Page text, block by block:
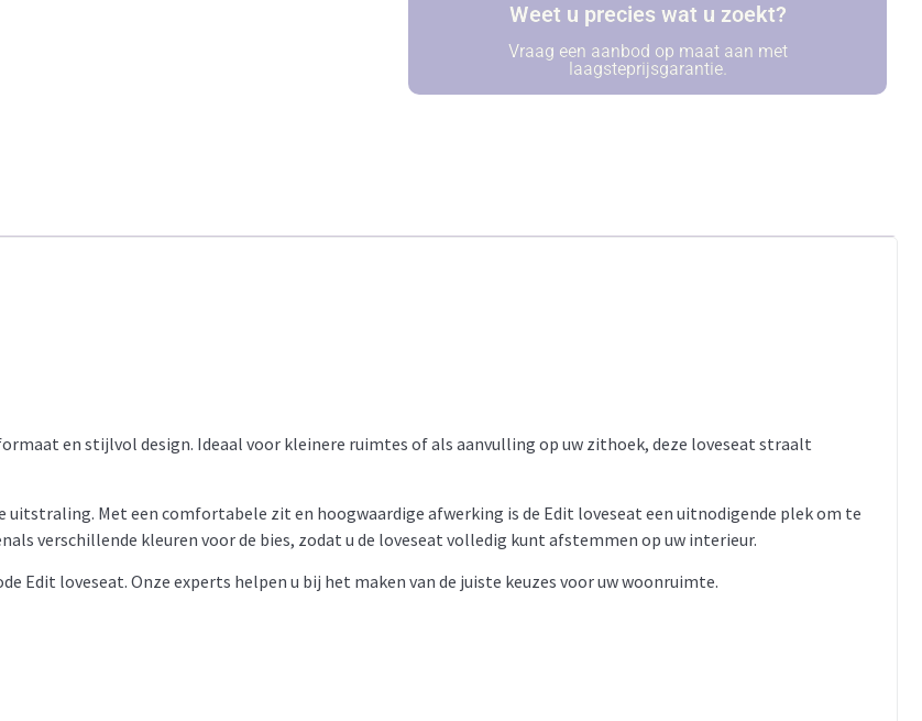
Weet u precies wat u zoekt?
Vraag een aanbod op maat aan met
laagsteprijsgarantie.
en stijlvol design. Ideaal voor kleinere ruimtes of als aanvulling op uw zithoek, deze loveseat straalt
uitstraling. Met een comfortabele zit en hoogwaardige afwerking is de Edit loveseat een uitnodigende plek om te
verschillende kleuren voor de bies, zodat u de loveseat volledig kunt afstemmen op uw interieur.
Edit loveseat. Onze experts helpen u bij het maken van de juiste keuzes voor uw woonruimte.